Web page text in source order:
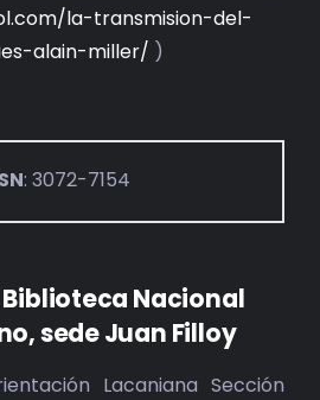
la-transmision-del-
alain-miller/ )
: 3072-7154
Nacional
sede Juan Filloy
Lacaniana Sección